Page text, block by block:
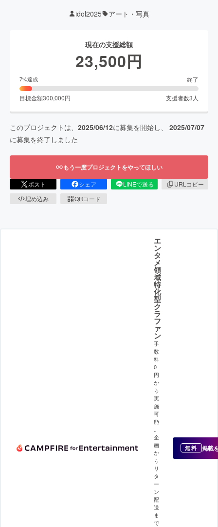
idol2025 アート・写真
現在の支援総額
23,500円
7%達成 終了
目標金額300,000円 支援者数3 人
このプロジェクトは、 2025/06/12に募集を開始し、 2025/07/07
に募集を終了しました
もう一度プロジェクトをやってほしい
ポスト シェア LINEで送る
URLコピー
埋め込み
QRコード
エ
ン
タ
メ
領
域
特
化
型
ク
ラ
フ
ァ
ン
手
数
料
0
円
か
ら
実
施
可
能
企
画
か
ら
リ
タ
ー
ン
配
送
ま
で
無料 掲載